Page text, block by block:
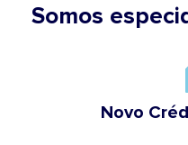
Somos
Novo